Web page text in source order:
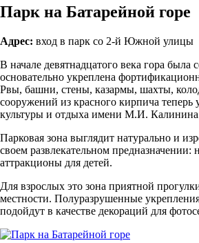
Парк на Батарейной горе
Адрес: вход в парк со 2-й Южной улицы
В начале девятнадцатого века гора была
основательно укреплена
Рвы, башни, стены, казармы, шахты,
сооружений из красного кирпича теперь
культуры и отдыха имени М.И.
Парковая зона выглядит натурально и
своем развлекательном предназначении:
аттракционы для детей.
Для взрослых это зона приятной
местности. Полуразрушенные
подойдут в качестве декораций для